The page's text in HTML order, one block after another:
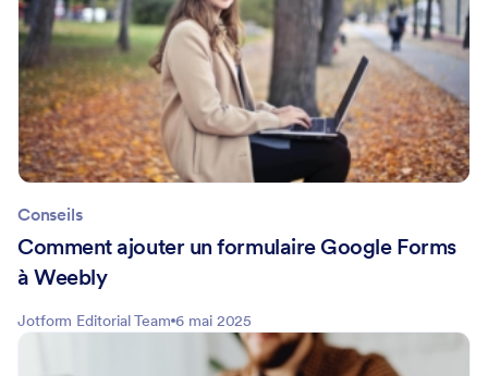
Conseils
Comment ajouter un formulaire Google Forms
à Weebly
Jotform Editorial Team 6 mai 2025